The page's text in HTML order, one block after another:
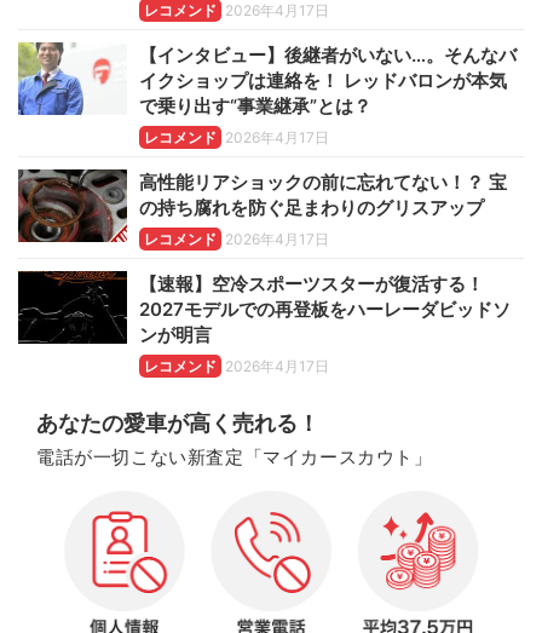
レコメンド 2026年4月17日
【インタビュー】後継者がいない…。そんなバ
イクショップは連絡を！ レッドバロンが本気
で乗り出す“事業継承”とは？
レコメンド 2026年4月17日
高性能リアショックの前に忘れてない！？ 宝
の持ち腐れを防ぐ足まわりのグリスアップ
レコメンド 2026年4月17日
【速報】空冷スポーツスターが復活する！
2027モデルでの再登板をハーレーダビッドソ
ンが明言
レコメンド 2026年4月17日
あなたの愛車が高く売れる！
電話が一切こない新査定「マイカースカウト」